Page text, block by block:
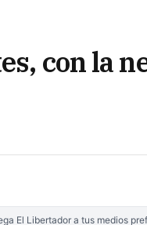
con la
El Libertador a tus medios